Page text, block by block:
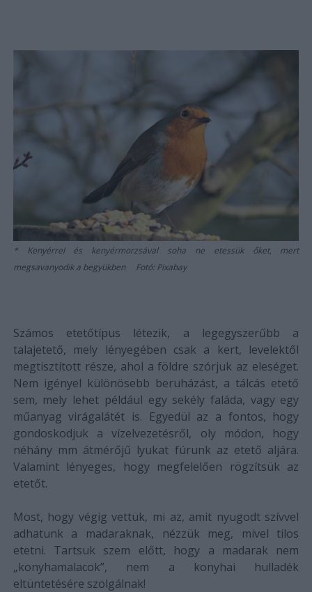
Kenyérrel és kenyérmorzsával soha ne etessük őket, mert
megsavanyodik a begyükben Fotó: Pixabay
Számos etetőtípus létezik, a legegyszerűbb a
talajetető, mely lényegében csak a kert, levelektől
megtisztított része, ahol a földre szórjuk az eleséget.
Nem igényel különösebb beruházást, a tálcás etető
sem, mely lehet például egy sekély faláda, vagy egy
műanyag virágalátét is. Egyedül az a fontos, hogy
gondoskodjuk a vízelvezetésről, oly módon, hogy
néhány mm átmérőjű lyukat fúrunk az etető aljára.
Valamint lényeges, hogy megfelelően rögzítsük az
etetőt.
Most, hogy végig vettük, mi az, amit nyugodt szívvel
adhatunk a madaraknak, nézzük meg, mivel tilos
etetni. Tartsuk szem előtt, hogy a madarak nem
„konyhamalacok”, nem a konyhai hulladék
eltüntetésére szolgálnak!